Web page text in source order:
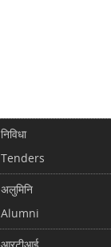
निविधा
Tenders
अलुमिनि
Alumni